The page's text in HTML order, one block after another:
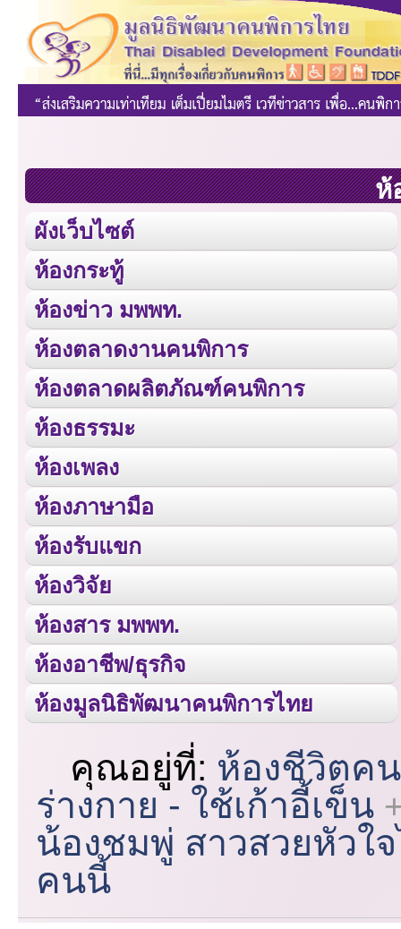
ห้
ผังเว็บไซต์
ห้องกระทู้
ห้องข่าว มพพท.
ห้องตลาดงานคนพิการ
ห้องตลาดผลิตภัณฑ์คนพิการ
ห้องธรรมะ
ห้องเพลง
ห้องภาษามือ
ห้องรับแขก
ห้องวิจัย
ห้องสาร มพพท.
ห้องอาชีพ/ธุรกิจ
ห้องมูลนิธิพัฒนาคนพิการไทย
คุณอยู่ที่: ห้องชีวิตค
ร่างกาย - ใช้เก้าอี้เข็น
น้องชมพู่ สาวสวยหัวใ
คนนี้